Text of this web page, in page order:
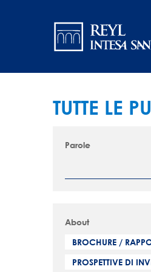
TUTTE LE
Parole
About
BROCHURE /
PROSPETTIVE DI